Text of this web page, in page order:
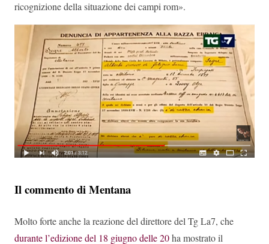
ricognizione della situazione dei campi rom».
Il commento di Mentana
Molto forte anche la reazione del direttore del Tg La7, che
durante l’edizione del 18 giugno delle 20ha mostrato il